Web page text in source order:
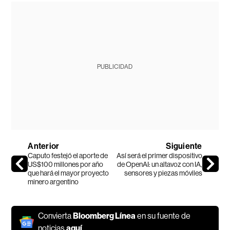
PUBLICIDAD
Anterior
Caputo festejó el aporte de
US$100 millones por año
que hará el mayor proyecto
minero argentino
Siguiente
Así será el primer dispositivo
de OpenAI: un altavoz con IA,
sensores y piezas móviles
ConviertaBloomberg Línea en su fuente de
noticiasaquí